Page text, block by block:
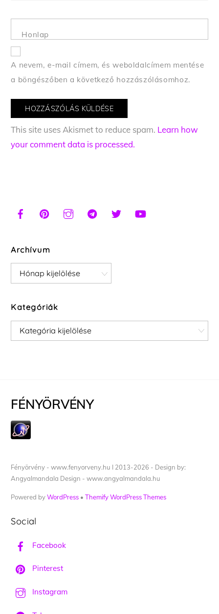
Honlap
A nevem, e-mail címem, és weboldalcímem mentése
a böngészőben a következő hozzászólásomhoz.
This site uses Akismet to reduce spam. Learn how
your comment data is processed.
Archívum
Archívum
Kategóriák
Kategóriák
FÉNYÖRVÉNY
Fényörvény - www.fenyorveny.hu I 2013-2026 - Design by:
Angyalmandala Design - www.angyalmandala.hu
Powered byWordPress •Themify WordPress Themes
Social
Facebook
Pinterest
Instagram